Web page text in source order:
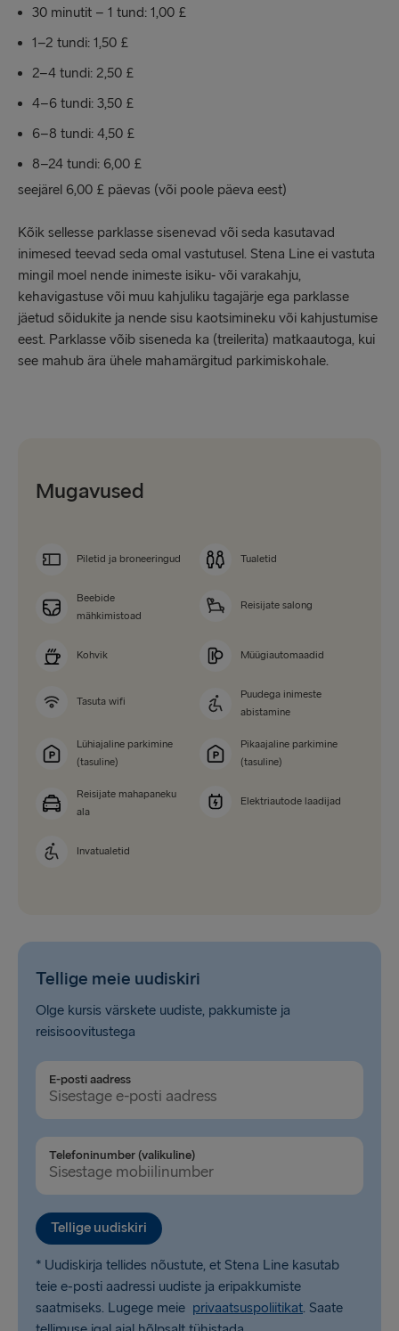
30 minutit – 1 tund: 1,00 £
1–2 tundi: 1,50 £
2–4 tundi: 2,50 £
4–6 tundi: 3,50 £
6–8 tundi: 4,50 £
8–24 tundi: 6,00 £
seejärel 6,00 £ päevas (või poole päeva eest)
Kõik sellesse parklasse sisenevad või seda kasutavad
inimesed teevad seda omal vastutusel. Stena Line ei vastuta
mingil moel nende inimeste isiku‐ või varakahju,
kehavigastuse või muu kahjuliku tagajärje ega parklasse
jäetud sõidukite ja nende sisu kaotsimineku või kahjustumise
eest. Parklasse võib siseneda ka (treilerita) matkaautoga, kui
see mahub ära ühele mahamärgitud parkimiskohale.
Mugavused
Piletid ja broneeringud Tualetid
Beebide
mähkimistoad
Reisijate salong
Kohvik Müügiautomaadid
Tasuta wifi
Puudega inimeste
abistamine
Lühiajaline parkimine
(tasuline)
Pikaajaline parkimine
(tasuline)
Reisijate mahapaneku
ala
Elektriautode laadijad
Invatualetid
Tellige meie uudiskiri
Olge kursis värskete uudiste, pakkumiste ja
reisisoovitustega
E-posti aadress
Telefoninumber (valikuline)
Tellige uudiskiri
* Uudiskirja tellides nõustute, et Stena Line kasutab
teie e-posti aadressi uudiste ja eripakkumiste
saatmiseks. Lugege meie privaatsuspoliitikat. Saate